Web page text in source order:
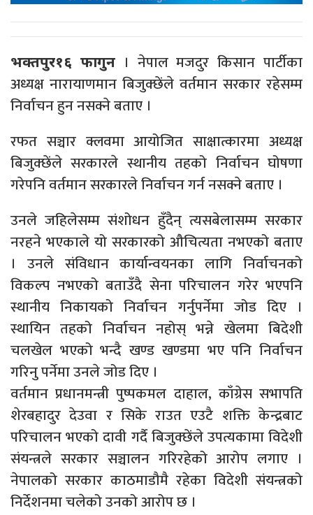
भक्तपुर१६ फागुन। नेपाल मजदुर किसान पार्टीका
अध्यक्ष नारायाणमान बिजुक्छेंले वर्तमान सरकार रहेसम्म
निर्वाचन हुन नसक्ने बताए ।
रफत सञ्चार क्लवमा आयोजित साक्षात्कारमा अध्यक्ष
बिजुक्छेंले सरकारले स्थानीय तहको निर्वाचन घोषणा
गरेपनि वर्तमान सरकारले निर्वाचन गर्न नसक्ने बताए ।
उनले जहिलेसम्म संशोधन हुँदैन् त्यसबेलासम्म सरकार
नरहने भएकाले यो सरकारको औचित्यता नभएको बताए
। उनले संविधान कार्यान्वयनका लागि निर्वाचनको
विकल्प नभएको बताउँदै सेना परिचालन गरेर भएपनि
स्थानीय निकायको निर्वाचन गर्नुपर्नेमा जोड दिए ।
स्थायिन तहको निर्वाचन नहोस् भन्ने खेलमा बिदेशी
चलखेल भएको भन्दै खण्ड खण्डमा भए पनि निर्वाचन
गरिनु पर्नेमा उनले जोड दिए ।
वर्तमान प्रधानमन्त्री पुष्पकमल दाहाल, काँग्रेस सभापति
शेरबहादुर देउवा र सिके राउत एउटै शक्ति केन्द्रबाट
परिचालन भएको दावी गर्दै बिजुक्छेंले उपत्यकामा विदेशी
संयन्त्रले सरकार सञ्चालन गरिरहेको आरोप लगाए ।
नेपालको सरकार काठमाडौमै रहेका विदेशी संयन्त्रको
निर्देशनमा चलेको उनको आरोप छ ।